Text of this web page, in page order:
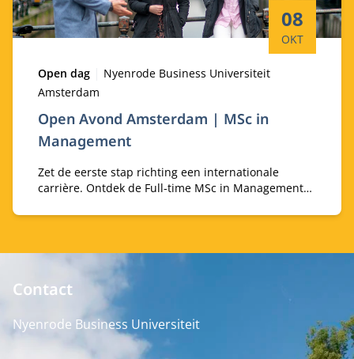
Open Avond Amsterdam | MSc in
Management
Startdatum:
08
OKT
Type:
Open dag Locatie:
Nyenrode Business Universiteit
Amsterdam
Zet de eerste stap richting een internationale
carrière. Ontdek de Full-time MSc in Management
Contact
Nyenrode Business Universiteit